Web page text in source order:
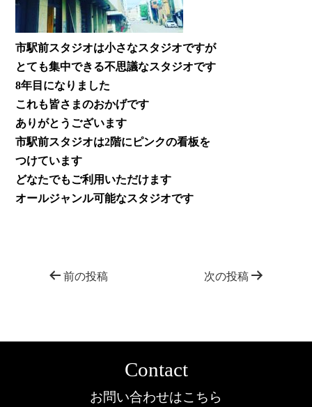
市駅前スタジオは小さなスタジオですが
とても集中できる不思議なスタジオです
8年目になりました
これも皆さまのおかげです
ありがとうございます
市駅前スタジオは2階にピンクの看板を
つけています
どなたでもご利用いただけます
オールジャンル可能なスタジオです
前の投稿 次の投稿
Contact
お問い合わせはこちら